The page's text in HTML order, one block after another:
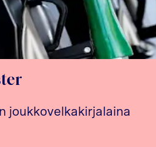
joukkovelkakirjalaina